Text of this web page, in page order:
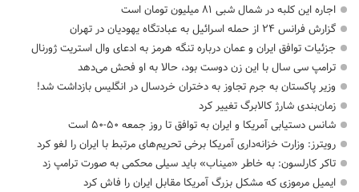
اجاره این کلبه در شمال شبی ۸۱ میلیون تومان است
گزارش فرانس ۲۴ از حمله اسرائیل به عبادتگاه یهودیان در تهران
جزئیات توافق ایران و عمان درباره تنگه هرمز به ادعای وال استریت ژورنال
ترامپ سی سال با این زن دوست بود، حالا به او فحش می‌دهد
وزیر پاکستان به جرم تجاوز به دختران خردسال در انگلیس بازداشت شد!
زمان‌بندی شارژ کالابرگ تغییر کرد
شانس دستیابی آمریکا و ایران به توافق تا روز جمعه ۵۰-۵۰ است
رویترز: وزارت خزانه‌داری آمریکا برخی تحریم‌های مرتبط با ایران را لغو کرد
تاکر کارلسون: به خاطر «میناب» باید سیلی محکمی به صورت ترامپ زد
ایمیل مرموزی که مشکل بزرگ آمریکا مقابل ایران را فاش کرد